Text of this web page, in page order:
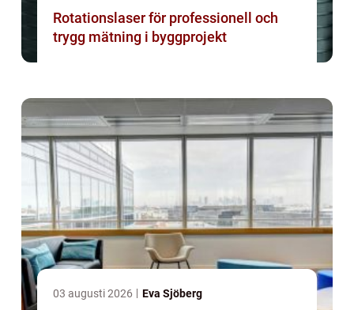
Rotationslaser för professionell och
trygg mätning i byggprojekt
03 augusti 2026 Eva Sjöberg